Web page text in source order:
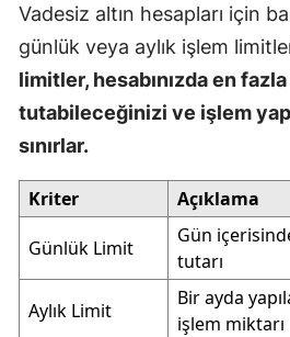
Vadesiz altın hesapları için
günlük veya aylık işlem
limitler, hesabınızda en
tutabileceğinizi ve işlem
sınırlar.
Kriter Açıklama
Günlük Limit
Gün
tutarı
Aylık Limit
Bir ayda
işlem miktarı